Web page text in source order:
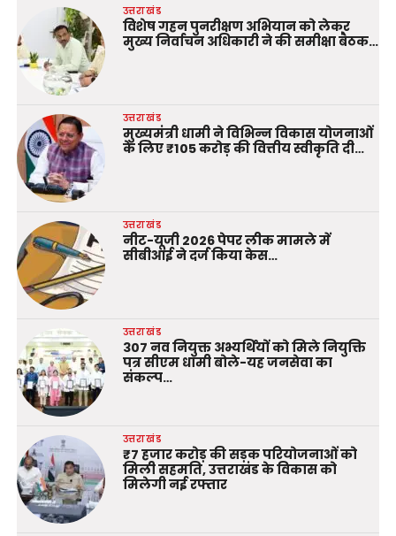
उत्तराखंड
विशेष गहन पुनरीक्षण अभियान को लेकर
मुख्य निर्वाचन अधिकारी ने की समीक्षा बैठक…
उत्तराखंड
मुख्यमंत्री धामी ने विभिन्न विकास योजनाओं
के लिए ₹105 करोड़ की वित्तीय स्वीकृति दी…
उत्तराखंड
नीट-यूजी 2026 पेपर लीक मामले में
सीबीआई ने दर्ज किया केस…
उत्तराखंड
307 नव नियुक्त अभ्यर्थियों को मिले नियुक्ति
पत्र सीएम धामी बोले-यह जनसेवा का
संकल्प…
उत्तराखंड
₹7 हजार करोड़ की सड़क परियोजनाओं को
मिली सहमति, उत्तराखंड के विकास को
मिलेगी नई रफ्तार